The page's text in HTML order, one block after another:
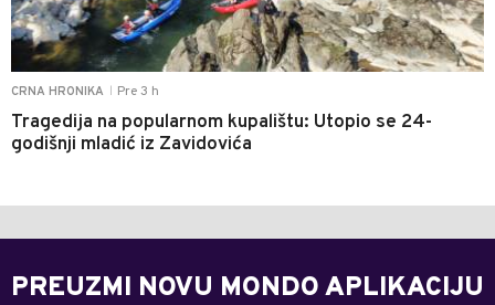
CRNA HRONIKA Pre 3 h
Tragedija na popularnom kupalištu: Utopio se 24-
godišnji mladić iz Zavidovića
PREUZMI NOVU MONDO APLIKACIJU